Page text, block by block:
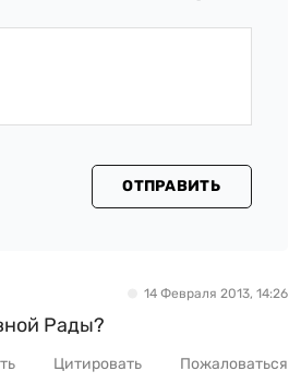
ОТПРАВИТЬ
14 Февраля 2013, 14:26
Рады?
Цитировать Пожаловаться